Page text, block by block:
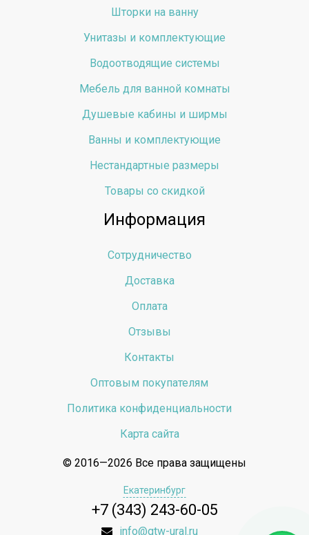
Шторки на ванну
Унитазы и комплектующие
Водоотводящие системы
Мебель для ванной комнаты
Душевые кабины и ширмы
Ванны и комплектующие
Нестандартные размеры
Товары со скидкой
Информация
Сотрудничество
Доставка
Оплата
Отзывы
Контакты
Оптовым покупателям
Политика конфиденциальности
Карта сайта
© 2016—2026 Все права защищены
Екатеринбург
+7 (343) 243-60-05
info@gtw-ural.ru